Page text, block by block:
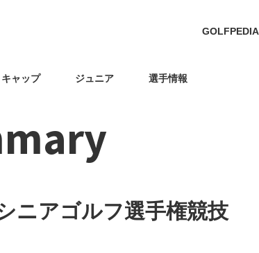
GOLFPEDIA
ャップ ジュニア 選手情報
ニアゴルフ選手権競技